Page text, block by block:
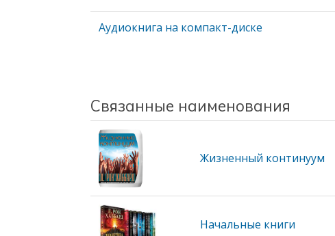
Аудиокнига на компакт-диске
Связанные наименования
Жизненный континуум
Начальные книги